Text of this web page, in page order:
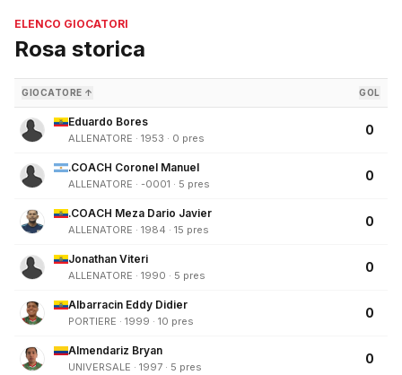
ELENCO GIOCATORI
Rosa storica
GIOCATORE ↑ GOL
Eduardo Bores
ALLENATORE · 1953 · 0 pres
0
.COACH Coronel Manuel
ALLENATORE · -0001 · 5 pres
0
.COACH Meza Dario Javier
ALLENATORE · 1984 · 15 pres
0
Jonathan Viteri
ALLENATORE · 1990 · 5 pres
0
Albarracin Eddy Didier
PORTIERE · 1999 · 10 pres
0
Almendariz Bryan
UNIVERSALE · 1997 · 5 pres
0